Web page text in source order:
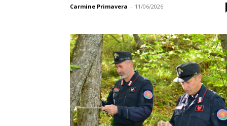
Carmine Primavera - 11/06/2026